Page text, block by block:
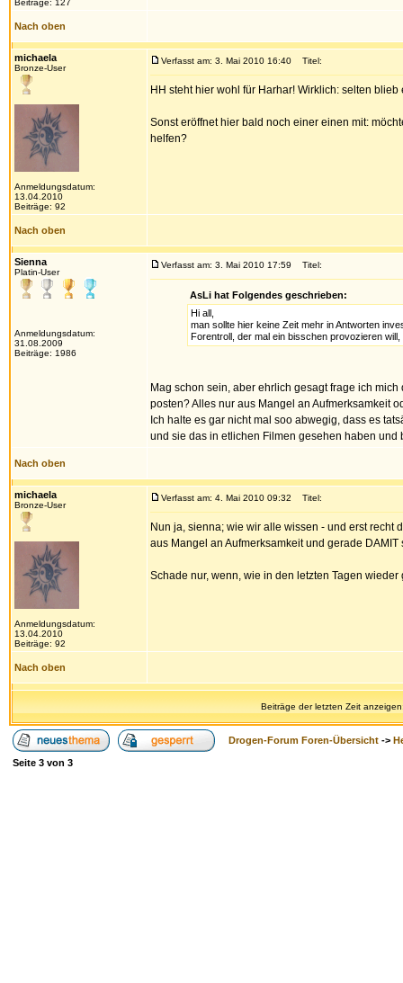
Beiträge: 127
Nach oben
michaela
Bronze-User
Anmeldungsdatum:
13.04.2010
Beiträge: 92
Verfasst am: 3. Mai 2010 16:40 Titel:
HH steht hier wohl für Harhar! Wirklich: selten
Sonst eröffnet hier bald noch einer einen mit:
helfen?
Nach oben
Sienna
Platin-User
Anmeldungsdatum:
31.08.2009
Beiträge: 1986
Verfasst am: 3. Mai 2010 17:59 Titel:
AsLi hat Folgendes geschrieben:
Hi all,
man sollte hier keine Zeit mehr in Antworten
Forentroll, der mal ein bisschen provozieren
Mag schon sein, aber ehrlich gesagt frage ich
posten? Alles nur aus Mangel an Aufmerksamkeit
Ich halte es gar nicht mal soo abwegig, dass es
und sie das in etlichen Filmen gesehen haben und
Nach oben
michaela
Bronze-User
Anmeldungsdatum:
13.04.2010
Beiträge: 92
Verfasst am: 4. Mai 2010 09:32 Titel:
Nun ja, sienna; wie wir alle wissen - und erst recht
aus Mangel an Aufmerksamkeit und gerade
Schade nur, wenn, wie in den letzten Tagen
Nach oben
Beiträge der letzten Zeit
Drogen-Forum Foren-Übersicht ->
Seite 3 von 3